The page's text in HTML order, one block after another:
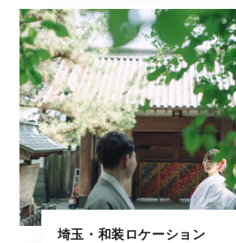
埼玉・和装ロケーション